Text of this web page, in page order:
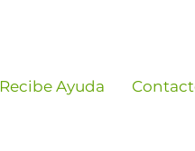
Recibe Ayuda